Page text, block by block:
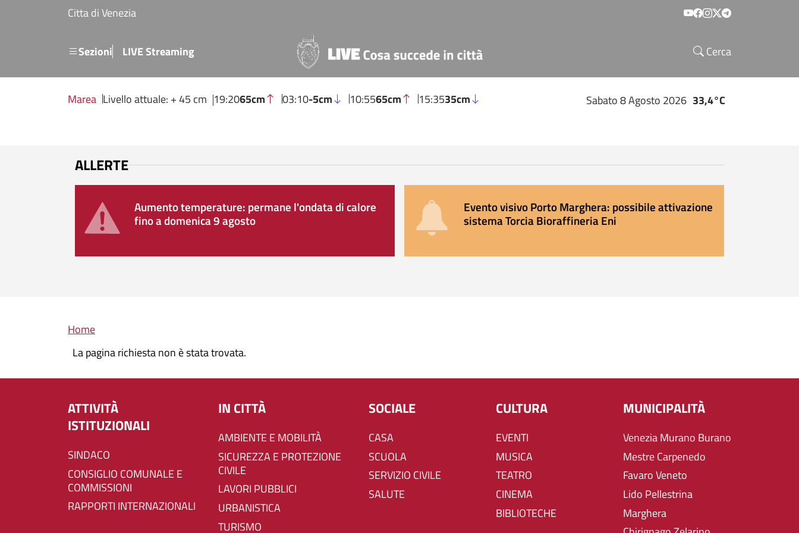
Salta al contenuto principale
Citta di Venezia Social menu
SezioniMenu secondario
LIVE Streaming Cerca
Marea Livello attuale: + 45 cm 19:2065cm 03:10-5cm 10:5565cm 15:3535cm Sabato 8 Agosto 2026 33,4°C
ALLERTE
Aumento temperature: permane l'ondata di calore
fino a domenica 9 agosto
Evento visivo Porto Marghera: possibile attivazione
sistema Torcia Bioraffineria Eni
Briciole di pane
Home
La pagina richiesta non è stata trovata.
ATTIVITÀ
ISTITUZIONALI
SINDACO
CONSIGLIO COMUNALE E
COMMISSIONI
RAPPORTI INTERNAZIONALI
IN CITTÀ
AMBIENTE E MOBILITÀ
SICUREZZA E PROTEZIONE
CIVILE
LAVORI PUBBLICI
URBANISTICA
TURISMO
SOCIALE
CASA
SCUOLA
SERVIZIO CIVILE
SALUTE
CULTURA
EVENTI
MUSICA
TEATRO
CINEMA
BIBLIOTECHE
MUNICIPALITÀ
Venezia Murano Burano
Mestre Carpenedo
Favaro Veneto
Lido Pellestrina
Marghera